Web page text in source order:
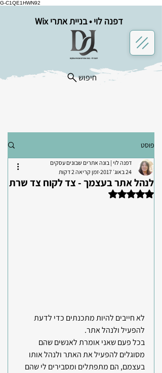
G-C1QE1HWN92
דפנה לוי • בניית אתרי Wix
חיפוש
פוסט
לנהל אתר בעצמך - צד לקוח צד שרת
דפנה לוי | בונה אתרים שבונים עסקים
24 באוג׳ 2017
זמן קריאה 2 דקות
דירוג של NaN מתוך 5 כוכבים
לא חייבים להיות מתכנתים כדי לדעת
להפעיל ולנהל אתר.
בכל פעם שאני אומרת לאנשים שהם
מסוגלים להפעיל את האתר ולנהל אותו
בעצמם, הם מתפתלים ומסבירים לי שהם